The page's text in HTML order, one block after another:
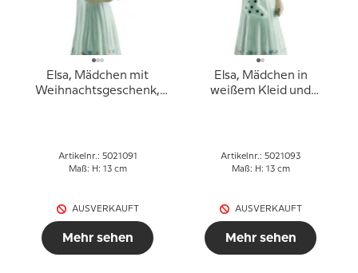
Elsa, Mädchen mit
Weihnachtsgeschenk,
Artikelnr.: 5021091
Maß: H: 13 cm
AUSVERKAUFT
Mehr sehen
Elsa, Mädchen in
weißem Kleid und
Artikelnr.: 5021093
Maß: H: 13 cm
AUSVERKAUFT
Mehr sehen